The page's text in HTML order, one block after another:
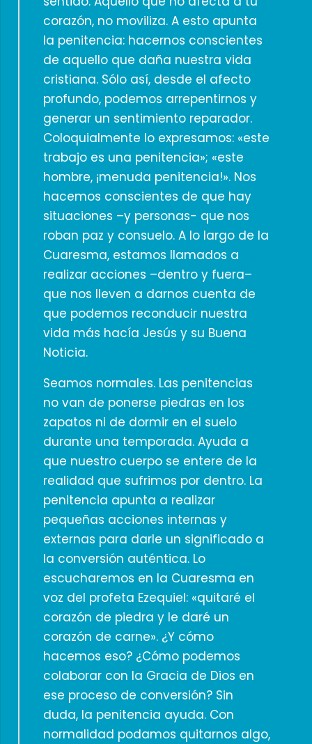
corazón, no moviliza. A esto apunta
la penitencia: hacernos conscientes
de aquello que daña nuestra vida
cristiana. Sólo así, desde el afecto
profundo, podemos arrepentirnos y
generar un sentimiento reparador.
Coloquialmente lo expresamos: «este
trabajo es una penitencia»; «este
hombre, ¡menuda penitencia!». Nos
hacemos conscientes de que hay
situaciones –y personas- que nos
roban paz y consuelo. A lo largo de la
Cuaresma, estamos llamados a
realizar acciones –dentro y fuera–
que nos lleven a darnos cuenta de
que podemos reconducir nuestra
vida más hacía Jesús y su Buena
Noticia.
Seamos normales. Las penitencias
no van de ponerse piedras en los
zapatos ni de dormir en el suelo
durante una temporada. Ayuda a
que nuestro cuerpo se entere de la
realidad que sufrimos por dentro. La
penitencia apunta a realizar
pequeñas acciones internas y
externas para darle un significado a
la conversión auténtica. Lo
escucharemos en la Cuaresma en
voz del profeta Ezequiel: «quitaré el
corazón de piedra y le daré un
corazón de carne». ¿Y cómo
hacemos eso? ¿Cómo podemos
colaborar con la Gracia de Dios en
ese proceso de conversión? Sin
duda, la penitencia ayuda. Con
normalidad podamos quitarnos algo,